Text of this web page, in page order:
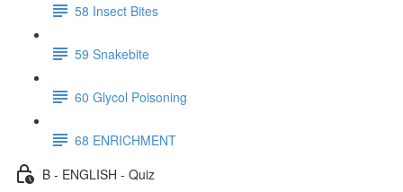
58 Insect Bites
59 Snakebite
60 Glycol Poisoning
68 ENRICHMENT
B - ENGLISH - Quiz